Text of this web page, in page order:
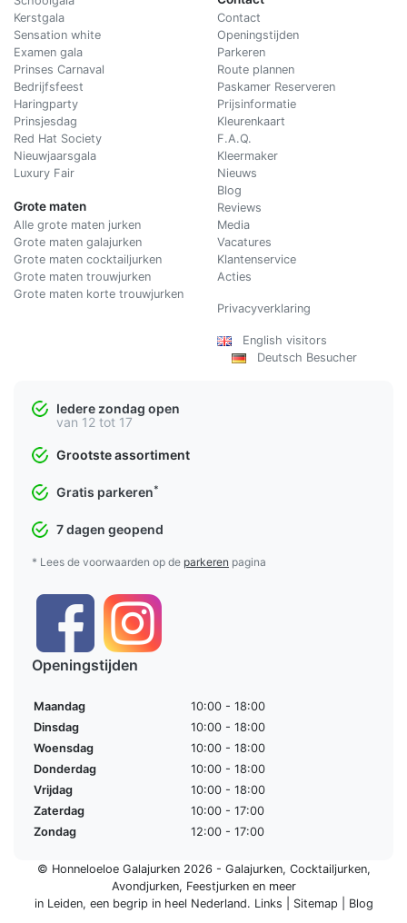
Kerstgala
Sensation white
Examen gala
Prinses Carnaval
Bedrijfsfeest
Haringparty
Prinsjesdag
Red Hat Society
Nieuwjaarsgala
Luxury Fair
Grote maten
Alle grote maten jurken
Grote maten galajurken
Grote maten cocktailjurken
Grote maten trouwjurken
Grote maten korte trouwjurken
Contact
Openingstijden
Parkeren
Route plannen
Paskamer Reserveren
Prijsinformatie
Kleurenkaart
F.A.Q.
Kleermaker
Nieuws
Blog
Reviews
Media
Vacatures
Klantenservice
Acties
Privacyverklaring
English visitors
Deutsch Besucher
Iedere zondag open
van 12 tot 17
Grootste assortiment
Gratis parkeren*
7 dagen geopend
* Lees de voorwaarden op de parkeren pagina
Openingstijden
Maandag
10:00 - 18:00
Dinsdag
10:00 - 18:00
Woensdag
10:00 - 18:00
Donderdag
10:00 - 18:00
Vrijdag
10:00 - 18:00
Zaterdag
10:00 - 17:00
Zondag
12:00 - 17:00
© Honneloeloe Galajurken 2026 - Galajurken, Cocktailjurken,
Avondjurken, Feestjurkenen meer
in Leiden, een begrip in heel Nederland. Links Sitemap Blog